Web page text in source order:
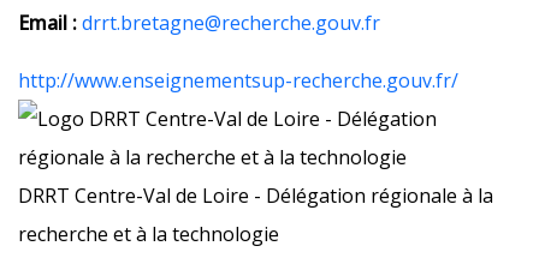
Email :drrt.bretagne@recherche.gouv.fr
http://www.enseignementsup-recherche.gouv.fr/
DRRT Centre-Val de Loire - Délégation régionale à la
recherche et à la technologie